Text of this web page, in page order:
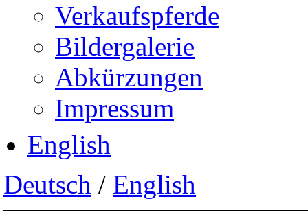
Verkaufspferde
Bildergalerie
Abkürzungen
Impressum
English
Deutsch / English